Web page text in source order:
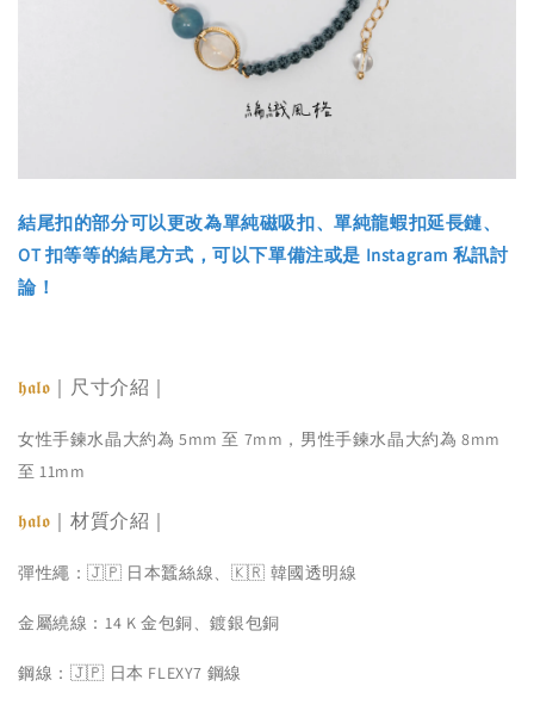
結尾扣的部分可以更改為單純磁吸扣、單純龍蝦扣延長鏈、
OT 扣等等的結尾方式，可以下單備注或是 Instagram 私訊討
論！
𝖍𝖆𝖑𝖔 ｜尺寸介紹｜
女性手鍊水晶大約為 5mm 至 7mm，男性手鍊水晶大約為 8mm
至 11mm
𝖍𝖆𝖑𝖔 ｜材質介紹｜
彈性繩：🇯🇵 日本蠶絲線、🇰🇷 韓國透明線
金屬繞線：14 K 金包銅、鍍銀包銅
鋼線：🇯🇵 日本 FLEXY7 鋼線